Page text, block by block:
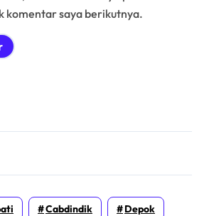
komentar saya berikutnya.
Cabdindik Depok